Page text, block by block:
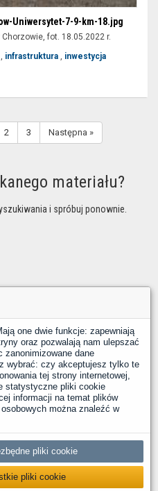
Uniwersytet-7-9-km-18.jpg
fot. 18.05.2022 r.
, infrastruktura , inwestycja
2 3 Następna »
materiału?
i spróbuj ponownie.
one dwie funkcje: zapewniają
oraz pozwalają nam ulepszać
zanonimizowane dane
wybrać: czy akceptujesz tylko te
tej strony internetowej,
statystyczne pliki cookie
informacji na temat plików
można znaleźć w
pliki cookie
pliki cookie